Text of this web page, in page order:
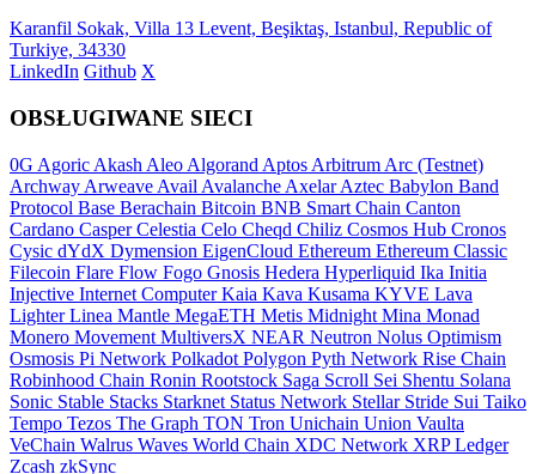
Karanfil Sokak, Villa 13 Levent, Beşiktaş, Istanbul, Republic of
Turkiye, 34330
LinkedIn Github X
OBSŁUGIWANE SIECI
0G Agoric Akash Aleo Algorand Aptos Arbitrum Arc (Testnet)
Archway Arweave Avail Avalanche AxelarAztec Babylon Band
Protocol Base Berachain Bitcoin BNB Smart Chain Canton
Cardano CasperCelestia Celo Cheqd Chiliz Cosmos Hub Cronos
Cysic dYdX Dymension EigenCloud Ethereum Ethereum Classic
Filecoin Flare Flow Fogo Gnosis Hedera Hyperliquid Ika Initia
Injective Internet ComputerKaia Kava Kusama KYVE Lava
LighterLinea Mantle MegaETH Metis Midnight Mina Monad
Monero Movement MultiversX NEAR Neutron Nolus Optimism
Osmosis Pi Network Polkadot Polygon Pyth Network Rise Chain
Robinhood Chain Ronin Rootstock Saga Scroll Sei Shentu Solana
Sonic Stable Stacks Starknet Status Network Stellar Stride Sui Taiko
Tempo Tezos The Graph TON Tron Unichain Union Vaulta
VeChain Walrus Waves World Chain XDC Network XRP Ledger
Zcash zkSync